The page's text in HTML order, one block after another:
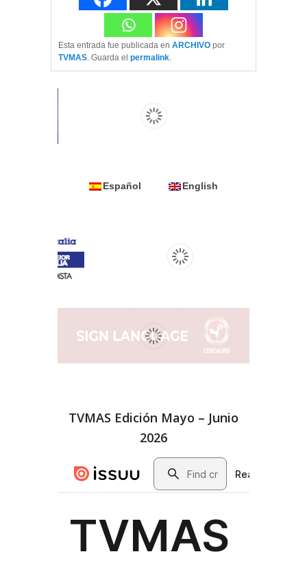
Esta entrada fue publicada en ARCHIVO por
TVMAS . Guarda el permalink
Español English
TVMAS Edición Mayo – Junio
2026